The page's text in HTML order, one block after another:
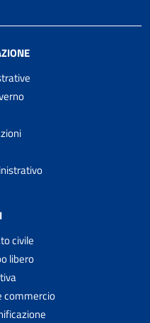
civile
libero
commercio